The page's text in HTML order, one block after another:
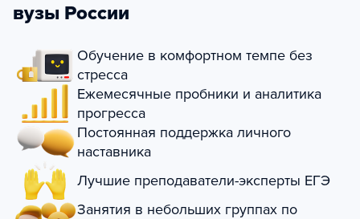
вузы России
Обучение в комфортном темпе без
стресса
Ежемесячные пробники и аналитика
прогресса
Постоянная поддержка личного
наставника
Лучшие преподаватели-эксперты ЕГЭ
Занятия в небольших группах по